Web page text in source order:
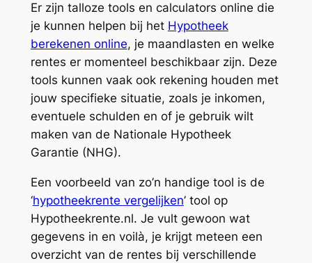
Er zijn talloze tools en calculators online die
je kunnen helpen bij het Hypotheek
berekenen online, je maandlasten en welke
rentes er momenteel beschikbaar zijn. Deze
tools kunnen vaak ook rekening houden met
jouw specifieke situatie, zoals je inkomen,
eventuele schulden en of je gebruik wilt
maken van de Nationale Hypotheek
Garantie (NHG).
Een voorbeeld van zo’n handige tool is de
‘hypotheekrente vergelijken’ tool op
Hypotheekrente.nl. Je vult gewoon wat
gegevens in en voilà, je krijgt meteen een
overzicht van de rentes bij verschillende